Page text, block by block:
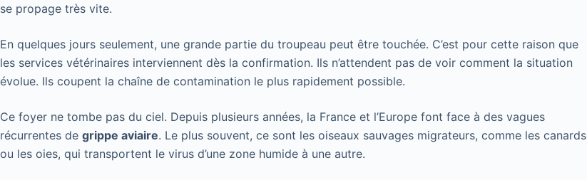
se propage très vite.
En quelques jours seulement, une grande partie du troupeau peut être touchée. C’est pour cette raison que
les services vétérinaires interviennent dès la confirmation. Ils n’attendent pas de voir comment la situation
évolue. Ils coupent la chaîne de contamination le plus rapidement possible.
Ce foyer ne tombe pas du ciel. Depuis plusieurs années, la France et l’Europe font face à des vagues
récurrentes de grippe aviaire. Le plus souvent, ce sont les oiseaux sauvages migrateurs, comme les canards
ou les oies, qui transportent le virus d’une zone humide à une autre.